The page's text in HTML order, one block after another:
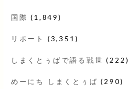
国際 (1,849)
リポート (3,351)
しまくとぅばで語る戦世 (222)
めーにち しまくとぅば (290)